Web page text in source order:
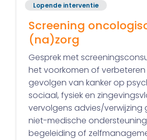
Lopende interventie
Screening
(na)zorg
Gesprek met
het voorkomen of
gevolgen van kanker op
sociaal, fysiek en
vervolgens advies/verwijzing
niet-medische
begeleiding of